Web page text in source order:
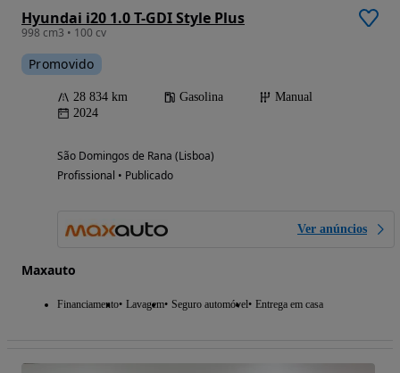
Hyundai i20 1.0 T-GDI Style Plus
998 cm3 • 100 cv
Promovido
28 834 km Gasolina
Manual
2024
São Domingos de Rana (Lisboa)
Profissional • Publicado
Ver anúncios
Maxauto
Financiamento Lavagem Seguro automóvel Entrega em casa